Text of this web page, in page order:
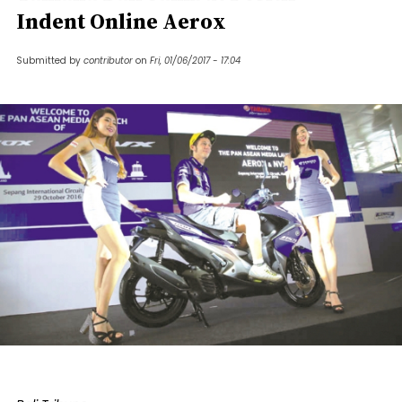
Indent Online Aerox
Submitted by contributor on Fri, 01/06/2017 - 17:04